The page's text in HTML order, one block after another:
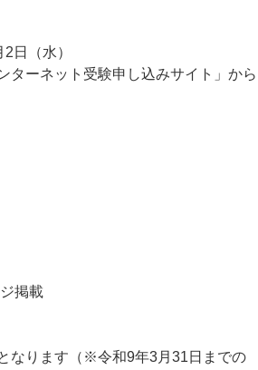
日（水）
ーネット受験申し込みサイト」から
掲載
なります（※令和9年3月31日までの